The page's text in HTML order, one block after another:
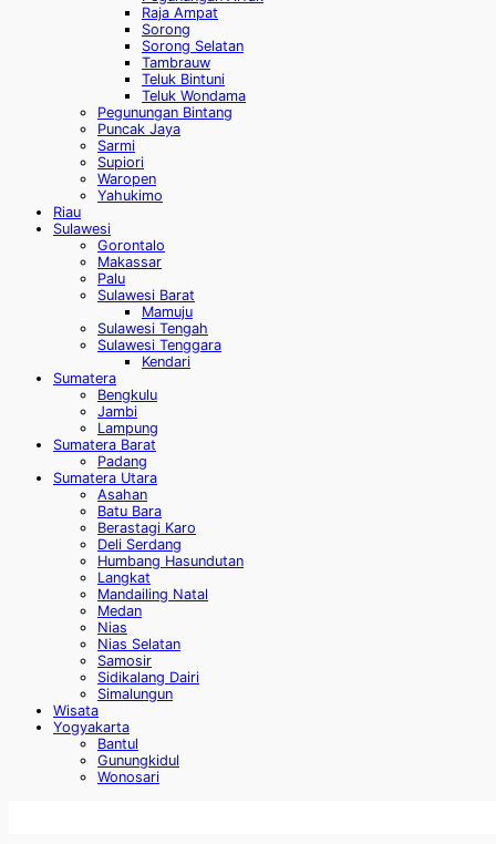
Raja Ampat
Sorong
Sorong Selatan
Tambrauw
Teluk Bintuni
Teluk Wondama
Pegunungan Bintang
Puncak Jaya
Sarmi
Supiori
Waropen
Yahukimo
Riau
Sulawesi
Gorontalo
Makassar
Palu
Sulawesi Barat
Mamuju
Sulawesi Tengah
Sulawesi Tenggara
Kendari
Sumatera
Bengkulu
Jambi
Lampung
Sumatera Barat
Padang
Sumatera Utara
Asahan
Batu Bara
Berastagi Karo
Deli Serdang
Humbang Hasundutan
Langkat
Mandailing Natal
Medan
Nias
Nias Selatan
Samosir
Sidikalang Dairi
Simalungun
Wisata
Yogyakarta
Bantul
Gunungkidul
Wonosari